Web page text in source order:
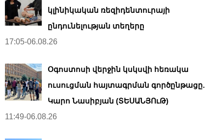
կլինիկական ռեզիդենտուրայի
ընդունելության տեղերը
17:05-06.08.26
Օգոստոսի վերջին կսկսվի հեռակա
ուսուցման հայտագրման գործընթացը.
Կարո Նասիբյան (ՏԵՍԱՆՅՈւԹ)
11:49-06.08.26